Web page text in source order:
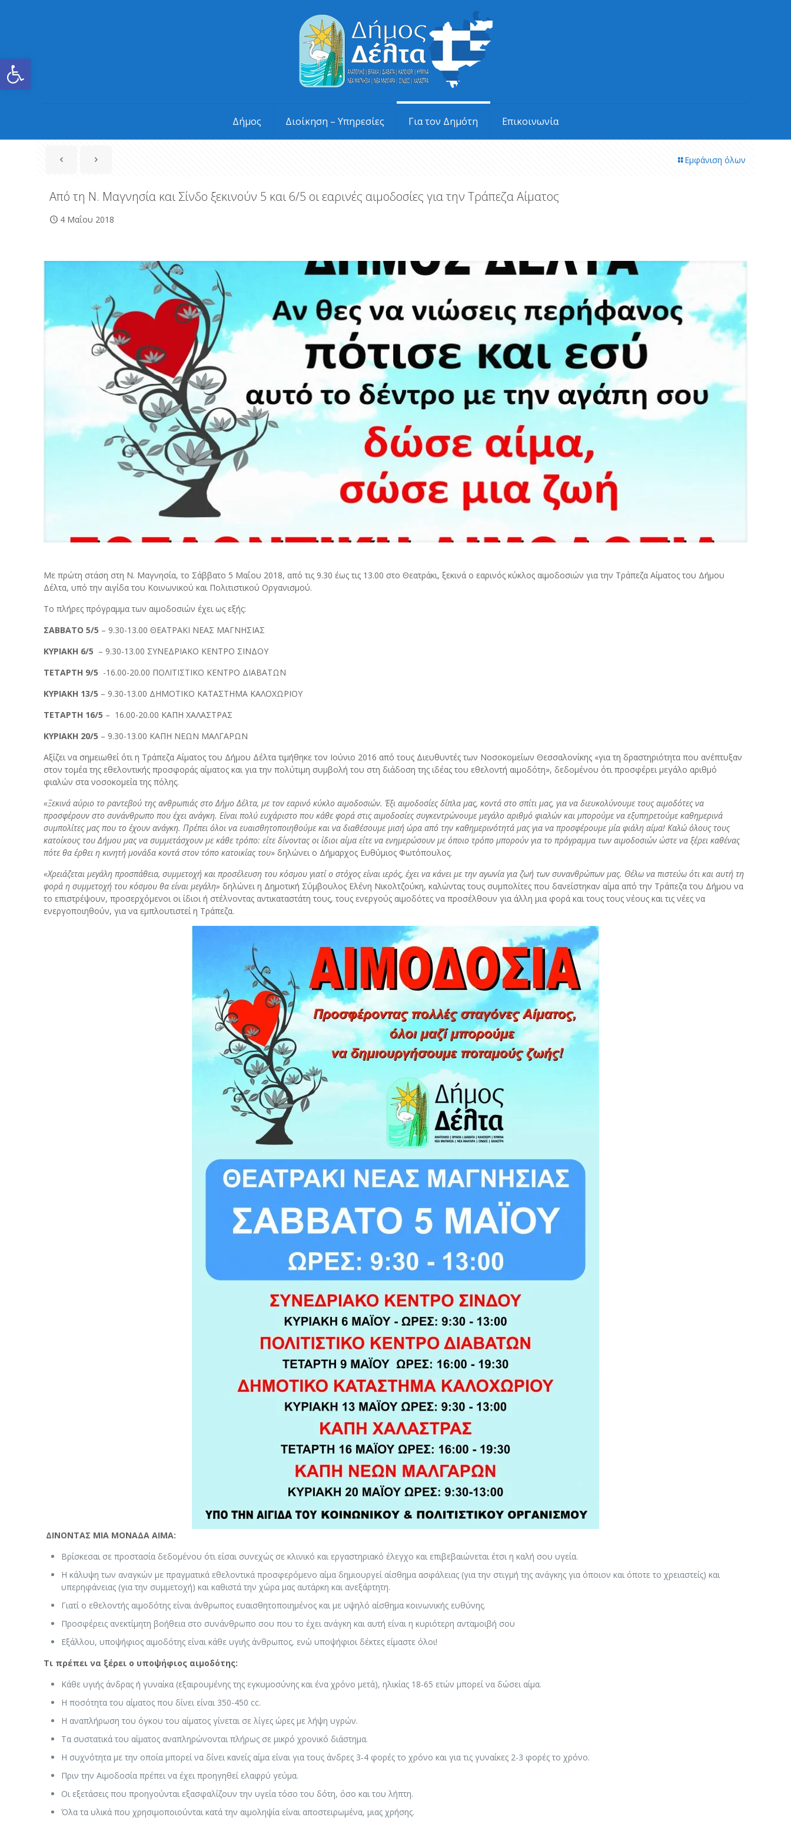
Ανοίξτε τη γραμμή εργαλείων
Δήμος Διοίκηση – Υπηρεσίες Για τον Δημότη Επικοινωνία
Εμφάνιση όλων
Από τη Ν. Μαγνησία και Σίνδο ξεκινούν 5 και 6/5 οι εαρινές αιμοδοσίες για την Τράπεζα Αίματος
4 Μαΐου 2018
Με πρώτη στάση στη Ν. Μαγνησία, το Σάββατο 5 Μαΐου 2018, από τις 9.30 έως τις 13.00 στο Θεατράκι, ξεκινά ο εαρινός κύκλος αιμοδοσιών για την Τράπεζα Αίματος του Δήμου
Δέλτα, υπό την αιγίδα του Κοινωνικού και Πολιτιστικού Οργανισμού.
Το πλήρες πρόγραμμα των αιμοδοσιών έχει ως εξής:
ΣΑΒΒΑΤΟ 5/5 – 9.30-13.00 ΘΕΑΤΡΑΚΙ ΝΕΑΣ ΜΑΓΝΗΣΙΑΣ
ΚΥΡΙΑΚΗ 6/5 – 9.30-13.00 ΣΥΝΕΔΡΙΑΚΟ ΚΕΝΤΡΟ ΣΙΝΔΟΥ
ΤΕΤΑΡΤΗ 9/5 -16.00-20.00 ΠΟΛΙΤΙΣΤΙΚΟ ΚΕΝΤΡΟ ΔΙΑΒΑΤΩΝ
ΚΥΡΙΑΚΗ 13/5 – 9.30-13.00 ΔΗΜΟΤΙΚΟ ΚΑΤΑΣΤΗΜΑ ΚΑΛΟΧΩΡΙΟΥ
ΤΕΤΑΡΤΗ 16/5 – 16.00-20.00 ΚΑΠΗ ΧΑΛΑΣΤΡΑΣ
ΚΥΡΙΑΚΗ 20/5 – 9.30-13.00 ΚΑΠΗ ΝΕΩΝ ΜΑΛΓΑΡΩΝ
Αξίζει να σημειωθεί ότι η Τράπεζα Αίματος του Δήμου Δέλτα τιμήθηκε τον Ιούνιο 2016 από τους Διευθυντές των Νοσοκομείων Θεσσαλονίκης «για τη δραστηριότητα που ανέπτυξαν
στον τομέα της εθελοντικής προσφοράς αίματος και για την πολύτιμη συμβολή του στη διάδοση της ιδέας του εθελοντή αιμοδότη», δεδομένου ότι προσφέρει μεγάλο αριθμό
φιαλών στα νοσοκομεία της πόλης.
«Ξεκινά αύριο το ραντεβού της ανθρωπιάς στο Δήμο Δέλτα, με τον εαρινό κύκλο αιμοδοσιών. Έξι αιμοδοσίες δίπλα μας, κοντά στο σπίτι μας, για να διευκολύνουμε τους αιμοδότες να
προσφέρουν στο συνάνθρωπο που έχει ανάγκη. Είναι πολύ ευχάριστο που κάθε φορά στις αιμοδοσίες συγκεντρώνουμε μεγάλο αριθμό φιαλών και μπορούμε να εξυπηρετούμε καθημερινά
συμπολίτες μας που το έχουν ανάγκη. Πρέπει όλοι να ευαισθητοποιηθούμε και να διαθέσουμε μισή ώρα από την καθημερινότητά μας για να προσφέρουμε μία φιάλη αίμα! Καλώ όλους τους
κατοίκους του Δήμου μας να συμμετάσχουν με κάθε τρόπο: είτε δίνοντας οι ίδιοι αίμα είτε να ενημερώσουν με όποιο τρόπο μπορούν για το πρόγραμμα των αιμοδοσιών ώστε να ξέρει καθένας
πότε θα έρθει η κινητή μονάδα κοντά στον τόπο κατοικίας του» δηλώνει ο Δήμαρχος Ευθύμιος Φωτόπουλος.
«Χρειάζεται μεγάλη προσπάθεια, συμμετοχή και προσέλευση του κόσμου γιατί ο στόχος είναι ιερός, έχει να κάνει με την αγωνία για ζωή των συνανθρώπων μας. Θέλω να πιστεύω ότι και αυτή τη
φορά η συμμετοχή του κόσμου θα είναι μεγάλη» δηλώνει η Δημοτική Σύμβουλος Ελένη Νικολτζούκη, καλώντας τους συμπολίτες που δανείστηκαν αίμα από την Τράπεζα του Δήμου να
το επιστρέψουν, προσερχόμενοι οι ίδιοι ή στέλνοντας αντικαταστάτη τους, τους ενεργούς αιμοδότες να προσέλθουν για άλλη μια φορά και τους τους νέους και τις νέες να
ενεργοποιηθούν, για να εμπλουτιστεί η Τράπεζα.
ΔΙΝΟΝΤΑΣ ΜΙΑ ΜΟΝΑΔΑ ΑΙΜΑ:
Βρίσκεσαι σε προστασία δεδομένου ότι είσαι συνεχώς σε κλινικό και εργαστηριακό έλεγχο και επιβεβαιώνεται έτσι η καλή σου υγεία.
Η κάλυψη των αναγκών με πραγματικά εθελοντικά προσφερόμενο αίμα δημιουργεί αίσθημα ασφάλειας (για την στιγμή της ανάγκης για όποιον και όποτε το χρειαστείς) και
υπερηφάνειας (για την συμμετοχή) και καθιστά την χώρα μας αυτάρκη και ανεξάρτητη.
Γιατί ο εθελοντής αιμοδότης είναι άνθρωπος ευαισθητοποιημένος και με υψηλό αίσθημα κοινωνικής ευθύνης.
Προσφέρεις ανεκτίμητη βοήθεια στο συνάνθρωπο σου που το έχει ανάγκη και αυτή είναι η κυριότερη ανταμοιβή σου
Εξάλλου, υποψήφιος αιμοδότης είναι κάθε υγιής άνθρωπος, ενώ υποψήφιοι δέκτες είμαστε όλοι!
Τι πρέπει να ξέρει ο υποψήφιος αιμοδότης:
Κάθε υγιής άνδρας ή γυναίκα (εξαιρουμένης της εγκυμοσύνης και ένα χρόνο μετά), ηλικίας 18-65 ετών μπορεί να δώσει αίμα.
Η ποσότητα του αίματος που δίνει είναι 350-450 cc.
Η αναπλήρωση του όγκου του αίματος γίνεται σε λίγες ώρες με λήψη υγρών.
Τα συστατικά του αίματος αναπληρώνονται πλήρως σε μικρό χρονικό διάστημα.
Η συχνότητα με την οποία μπορεί να δίνει κανείς αίμα είναι για τους άνδρες 3-4 φορές το χρόνο και για τις γυναίκες 2-3 φορές το χρόνο.
Πριν την Αιμοδοσία πρέπει να έχει προηγηθεί ελαφρύ γεύμα.
Οι εξετάσεις που προηγούνται εξασφαλίζουν την υγεία τόσο του δότη, όσο και του λήπτη.
Όλα τα υλικά που χρησιμοποιούνται κατά την αιμοληψία είναι αποστειρωμένα, μιας χρήσης.